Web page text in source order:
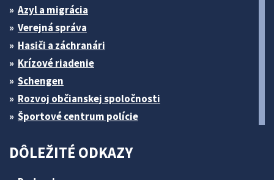
Azyl a migrácia
Verejná správa
Hasiči a záchranári
Krízové riadenie
Schengen
Rozvoj občianskej spoločnosti
Športové centrum polície
DÔLEŽITÉ ODKAZY